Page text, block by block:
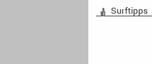
Surftipps